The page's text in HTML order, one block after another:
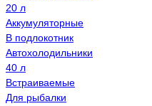
20 л
Аккумуляторные
В подлокотник
Автохолодильники
40 л
Встраиваемые
Для рыбалки